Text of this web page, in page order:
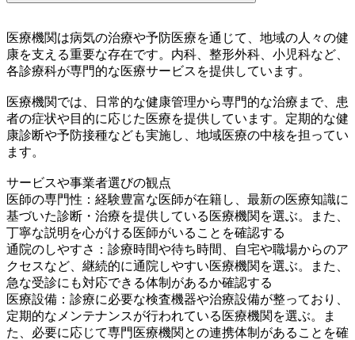
医療機関は病気の治療や予防医療を通じて、地域の人々の健
康を支える重要な存在です。内科、整形外科、小児科など、
各診療科が専門的な医療サービスを提供しています。
医療機関では、日常的な健康管理から専門的な治療まで、患
者の症状や目的に応じた医療を提供しています。定期的な健
康診断や予防接種なども実施し、地域医療の中核を担ってい
ます。
サービスや事業者選びの観点
医師の専門性：経験豊富な医師が在籍し、最新の医療知識に
基づいた診断・治療を提供している医療機関を選ぶ。また、
丁寧な説明を心がける医師がいることを確認する
通院のしやすさ：診療時間や待ち時間、自宅や職場からのア
クセスなど、継続的に通院しやすい医療機関を選ぶ。また、
急な受診にも対応できる体制があるか確認する
医療設備：診療に必要な検査機器や治療設備が整っており、
定期的なメンテナンスが行われている医療機関を選ぶ。ま
た、必要に応じて専門医療機関との連携体制があることを確